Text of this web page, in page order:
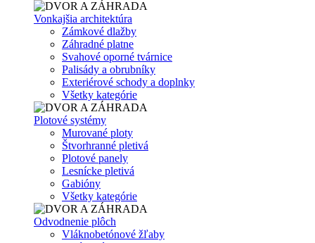
Vonkajšia architektúra
Zámkové dlažby
Záhradné platne
Svahové oporné tvárnice
Palisády a obrubníky
Exteriérové schody a doplnky
Všetky kategórie
Plotové systémy
Murované ploty
Štvorhranné pletivá
Plotové panely
Lesnícke pletivá
Gabióny
Všetky kategórie
Odvodnenie plôch
Vláknobetónové žľaby